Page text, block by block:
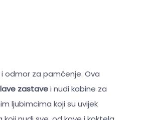
odmor za pamćenje. Ova
zastavei nudi kabine za
ljubimcima koji su uvijek